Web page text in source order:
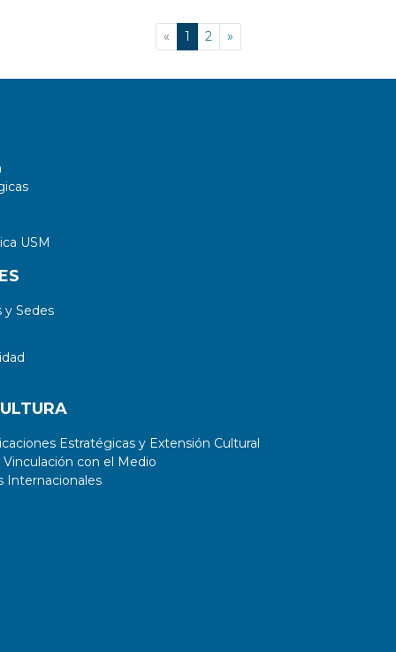
« 1 (current)
2 »
USM
Sedes
Estratégicas y Extensión Cultural
con el Medio
Internacionales